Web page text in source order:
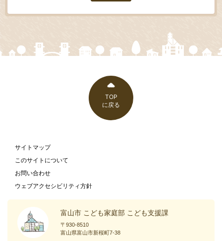
TOP
に戻る
サイトマップ
このサイトについて
お問い合わせ
ウェブアクセシビリティ方針
富山市 こども家庭部 こども支援課
〒930-8510
富山県富山市新桜町7-38